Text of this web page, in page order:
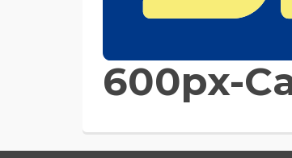
600px-